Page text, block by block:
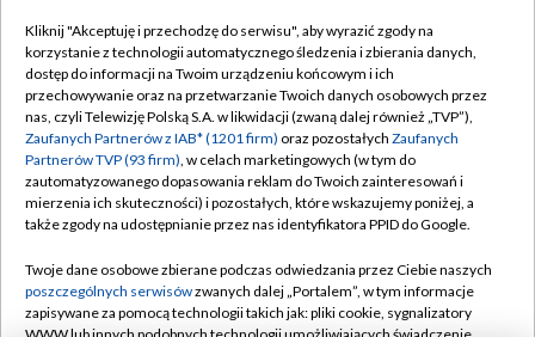
Dołącz do nas:
TVP
Abonament TVP
Emisja w TVP
Centrum informacji TVP
Naziemna Telewizja Cyfrowa
Sklep TVP
Rada Programowa
Regulamin TVP
Polityka prywatności
Moje zgody
Biuro reklamy
Kontakt
Kliknij "Akceptuję i przechodzę do serwisu", aby wyrazić zgody na
korzystanie z technologii automatycznego śledzenia i zbierania danych,
dostęp do informacji na Twoim urządzeniu końcowym i ich
przechowywanie oraz na przetwarzanie Twoich danych osobowych przez
nas, czyli Telewizję Polską S.A. w likwidacji (zwaną dalej również „TVP”),
Zaufanych Partnerów z IAB* (1201 firm) oraz pozostałych Zaufanych
Partnerów TVP (93 firm), w celach marketingowych (w tym do
zautomatyzowanego dopasowania reklam do Twoich zainteresowań i
mierzenia ich skuteczności) i pozostałych, które wskazujemy poniżej, a
także zgody na udostępnianie przez nas identyfikatora PPID do Google.
Twoje dane osobowe zbierane podczas odwiedzania przez Ciebie naszych
poszczególnych serwisówzwanych dalej „Portalem”, w tym informacje
zapisywane za pomocą technologii takich jak: pliki cookie, sygnalizatory